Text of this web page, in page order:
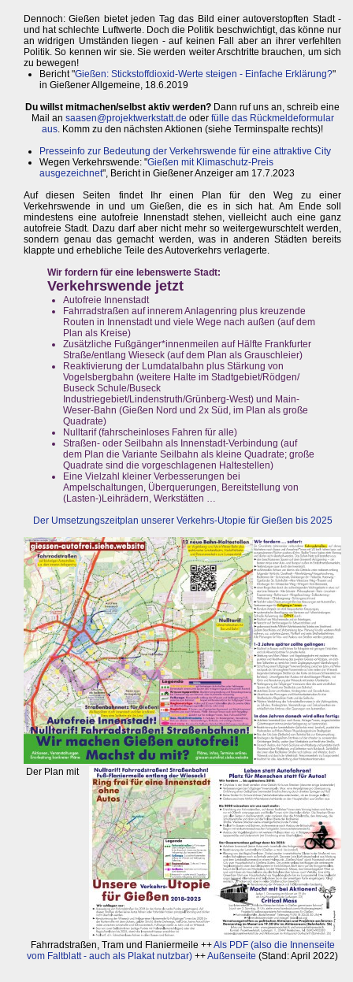
Dennoch: Gießen bietet jeden Tag das Bild einer autoverstopften Stadt -
und hat schlechte Luftwerte. Doch die Politik beschwichtigt, das könne nur
an widrigen Umständen liegen - auf keinen Fall aber an ihrer verfehlten
Politik. So kennen wir sie. Sie werden weiter Arschtritte brauchen, um sich
zu bewegen!
Bericht "Gießen: Stickstoffdioxid-Werte steigen - Einfache Erklärung?"
in Gießener Allgemeine, 18.6.2019
Du willst mitmachen/selbst aktiv werden? Dann ruf uns an, schreib eine
Mail an saasen@projektwerkstatt.de oder fülle das Rückmeldeformular
aus. Komm zu den nächsten Aktionen (siehe Terminspalte rechts)!
Presseinfo zur Bedeutung der Verkehrswende für eine attraktive City
Wegen Verkehrswende: "Gießen mit Klimaschutz-Preis
ausgezeichnet", Bericht in Gießener Anzeiger am 17.7.2023
Auf diesen Seiten findet Ihr einen Plan für den Weg zu einer
Verkehrswende in und um Gießen, die es in sich hat. Am Ende soll
mindestens eine autofreie Innenstadt stehen, vielleicht auch eine ganz
autofreie Stadt. Dazu darf aber nicht mehr so weitergewurschtelt werden,
sondern genau das gemacht werden, was in anderen Städten bereits
klappte und erhebliche Teile des Autoverkehrs verlagerte.
Wir fordern für eine lebenswerte Stadt:
Verkehrswende jetzt
Autofreie Innenstadt
Fahrradstraßen auf innerem Anlagenring plus kreuzende
Routen in Innenstadt und viele Wege nach außen (auf dem
Plan als Kreise)
Zusätzliche Fußgänger*innenmeilen auf Hälfte Frankfurter
Straße/entlang Wieseck (auf dem Plan als Grauschleier)
Reaktivierung der Lumdatalbahn plus Stärkung von
Vogelsbergbahn (weitere Halte im Stadtgebiet/Rödgen/
Buseck Schule/Buseck
Industriegebiet/Lindenstruth/Grünberg-West) und Main-
Weser-Bahn (Gießen Nord und 2x Süd, im Plan als große
Quadrate)
Nulltarif (fahrscheinloses Fahren für alle)
Straßen- oder Seilbahn als Innenstadt-Verbindung (auf
dem Plan die Variante Seilbahn als kleine Quadrate; große
Quadrate sind die vorgeschlagenen Haltestellen)
Eine Vielzahl kleiner Verbesserungen bei
Ampelschaltungen, Überquerungen, Bereitstellung von
(Lasten-)Leihrädern, Werkstätten …
Der Umsetzungszeitplan unserer Verkehrs-Utopie für Gießen bis 2025
Der Plan mit
Fahrradstraßen, Tram und Flaniermeile ++Als PDF (also die Innenseite
vom Faltblatt - auch als Plakat nutzbar) ++Außenseite (Stand: April 2022)